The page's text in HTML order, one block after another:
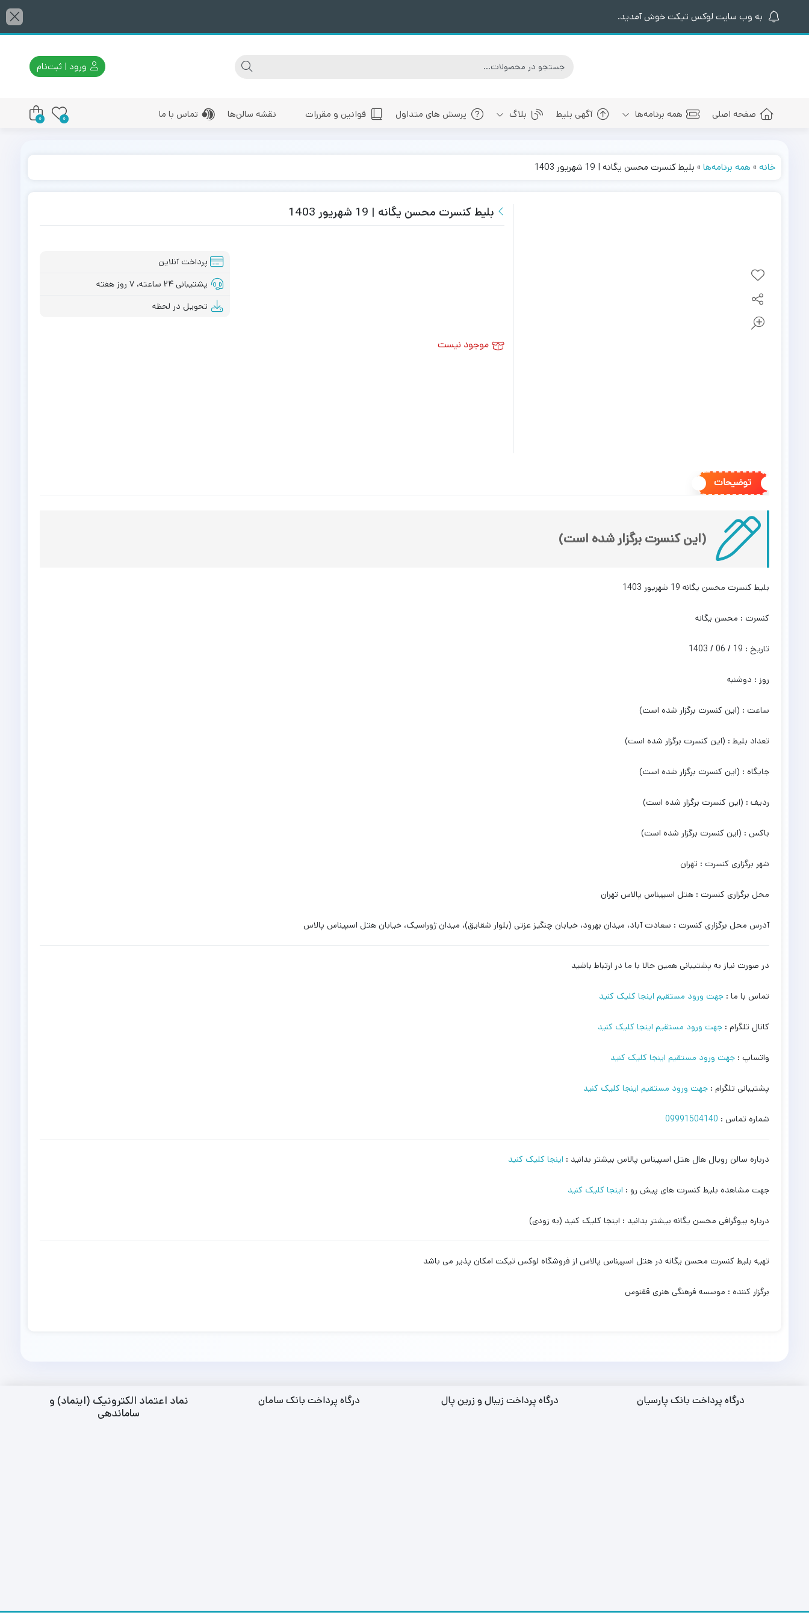
به وب سایت لوکس تیکت خوش آمدید.
ورود | ثبت‌نام
صفحه اصلی همه برنامه‌ها
بلیط کنسرت های پیش رو شیراز
آگهی بلیط بلاگ پرسش های متداول قوانین و مقررات نقشه سالن‌ها تماس با ما 0
0
خانه» همه برنامه‌ها» بلیط کنسرت محسن یگانه | 19 شهریور 1403
بلیط کنسرت محسن یگانه | 19 شهریور 1403
پرداخت آنلاین
پشتیبانی ۲۴ ساعته، ۷ روز هفته
تحویل در لحظه
موجود نیست
توضیحات
(این کنسرت برگزار شده است)
بلیط کنسرت محسن یگانه 19 شهریور 1403
کنسرت : محسن یگانه
تاریخ : 19 / 06 / 1403
روز : دوشنبه
ساعت : (این کنسرت برگزار شده است)
تعداد بلیط : (این کنسرت برگزار شده است)
جایگاه : (این کنسرت برگزار شده است)
ردیف : (این کنسرت برگزار شده است)
باکس : (این کنسرت برگزار شده است)
شهر برگزاری کنسرت : تهران
محل برگزاری کنسرت : هتل اسپیناس پالاس تهران
آدرس محل برگزاری کنسرت : سعادت آباد، میدان بهرود، خیابان چنگیز عزتی (بلوار شقایق)، میدان ژوراسیک، خیابان هتل اسپیناس پالاس
در صورت نیاز به پشتیبانی همین حالا با ما در ارتباط باشید
تماس با ما : جهت ورود مستقیم اینجا کلیک کنید
کانال تلگرام : جهت ورود مستقیم اینجا کلیک کنید
واتساپ : جهت ورود مستقیم اینجا کلیک کنید
پشتیبانی تلگرام : جهت ورود مستقیم اینجا کلیک کنید
شماره تماس : 09991504140
درباره سالن رویال هال هتل اسپیناس پالاس بیشتر بدانید : اینجا کلیک کنید
جهت مشاهده بلیط کنسرت های پیش رو : اینجا کلیک کنید
درباره بیوگرافی محسن یگانه بیشتر بدانید : اینجا کلیک کنید (به زودی)
تهیه بلیط کنسرت محسن یگانه در هتل اسپیناس پالاس از فروشگاه لوکس تیکت امکان پذیر می باشد
برگزار کننده : موسسه فرهنگی هنری ققنوس
درگاه پرداخت بانک پارسیان درگاه پرداخت زیبال و زرین پال درگاه پرداخت بانک سامان
نماد اعتماد الکترونیک (اینماد) و
ساماندهی